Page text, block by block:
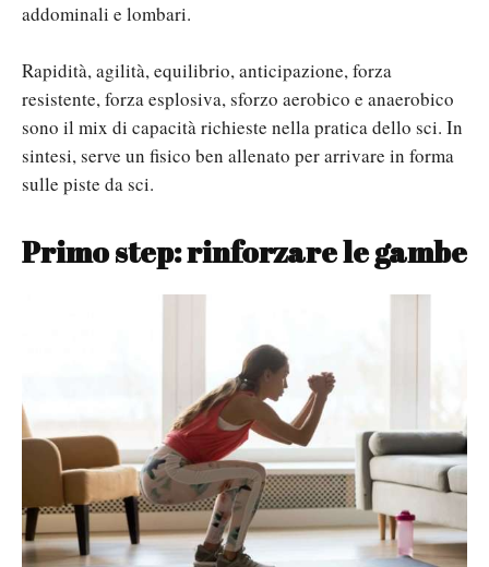
addominali e lombari.
Rapidità, agilità, equilibrio, anticipazione, forza
resistente, forza esplosiva, sforzo aerobico e anaerobico
sono il mix di capacità richieste nella pratica dello sci. In
sintesi, serve un fisico ben allenato per arrivare in forma
sulle piste da sci.
Primo step:rinforzare le gambe